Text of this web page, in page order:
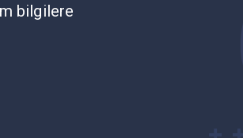
bilgilere